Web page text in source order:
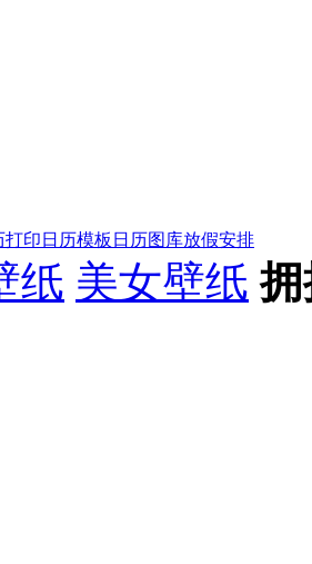
打印 日历模板 日历图库放假安排
纸 美女壁纸